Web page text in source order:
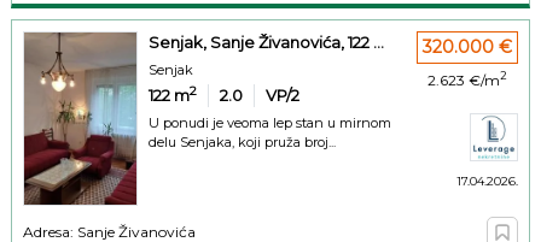
Senjak, Sanje Živanovića, 122 ...
Senjak
122 m2 2.0 VP/2
U ponudi je veoma lep stan u mirnom
delu Senjaka, koji pruža broj...
320.000 €
2.623 €/m2
17.04.2026.
Adresa: Sanje Živanovića